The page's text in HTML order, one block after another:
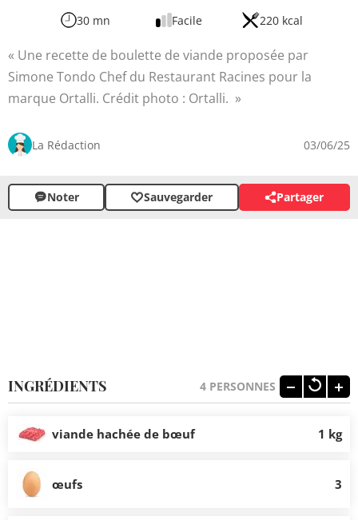
30 mn Facile 220 kcal
Une recette de boulette de viande proposée par
Simone Tondo Chef du Restaurant Racines pour la
marque Ortalli. Crédit photo : Ortalli.
La Rédaction 03/06/25
Noter Sauvegarder Partager
INGRÉDIENTS 4 PERSONNES
viande hachée de bœuf 1 kg
œufs 3